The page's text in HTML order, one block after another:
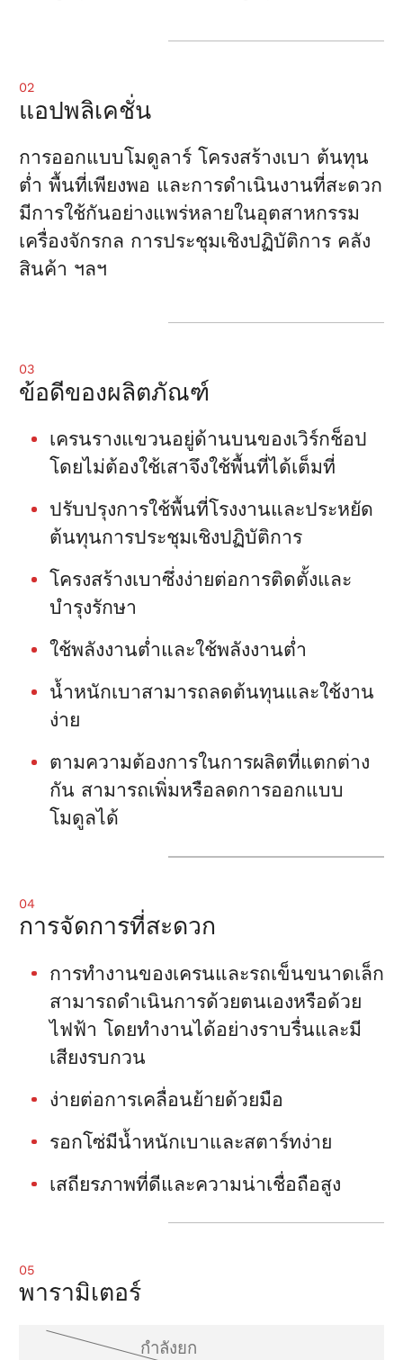
02
แอปพลิเคชั่น
การออกแบบโมดูลาร์ โครงสร้างเบา ต้นทุน
ต่ำ พื้นที่เพียงพอ และการดำเนินงานที่สะดวก
มีการใช้กันอย่างแพร่หลายในอุตสาหกรรม
เครื่องจักรกล การประชุมเชิงปฏิบัติการ คลัง
สินค้า ฯลฯ
03
ข้อดีของผลิตภัณฑ์
เครนรางแขวนอยู่ด้านบนของเวิร์กช็อป
โดยไม่ต้องใช้เสาจึงใช้พื้นที่ได้เต็มที่
ปรับปรุงการใช้พื้นที่โรงงานและประหยัด
ต้นทุนการประชุมเชิงปฏิบัติการ
โครงสร้างเบาซึ่งง่ายต่อการติดตั้งและ
บำรุงรักษา
ใช้พลังงานต่ำและใช้พลังงานต่ำ
น้ำหนักเบาสามารถลดต้นทุนและใช้งาน
ง่าย
ตามความต้องการในการผลิตที่แตกต่าง
กัน สามารถเพิ่มหรือลดการออกแบบ
โมดูลได้
04
การจัดการที่สะดวก
การทำงานของเครนและรถเข็นขนาดเล็ก
สามารถดำเนินการด้วยตนเองหรือด้วย
ไฟฟ้า โดยทำงานได้อย่างราบรื่นและมี
เสียงรบกวน
ง่ายต่อการเคลื่อนย้ายด้วยมือ
รอกโซ่มีน้ำหนักเบาและสตาร์ทง่าย
เสถียรภาพที่ดีและความน่าเชื่อถือสูง
05
พารามิเตอร์
กำลังยก